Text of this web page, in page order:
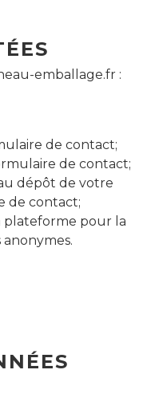
emballage.fr :
de contact;
de contact;
dépôt de votre
de contact;
plateforme pour la